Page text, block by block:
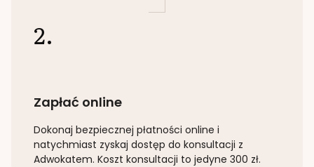
2.
Zapłać online
Dokonaj bezpiecznej płatności online i
natychmiast zyskaj dostęp do konsultacji z
Adwokatem. Koszt konsultacji to jedyne 300 zł.